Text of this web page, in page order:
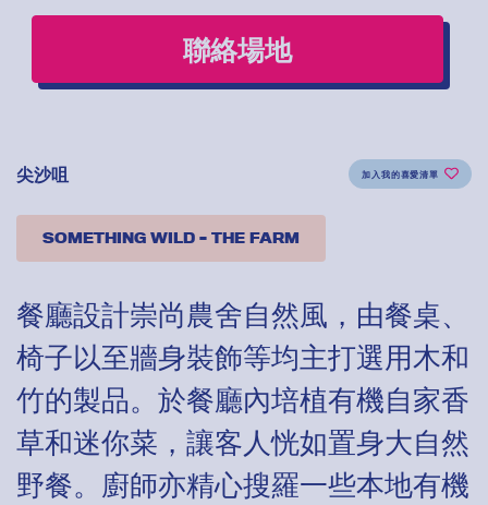
尖沙咀 加入我的喜愛清單
SOMETHING WILD – THE FARM
餐廳設計崇尚農舍自然風，由餐桌、
椅子以至牆身裝飾等均主打選用木和
竹的製品。於餐廳內培植有機自家香
草和迷你菜，讓客人恍如置身大自然
野餐。廚師亦精心搜羅一些本地有機
聯絡場地